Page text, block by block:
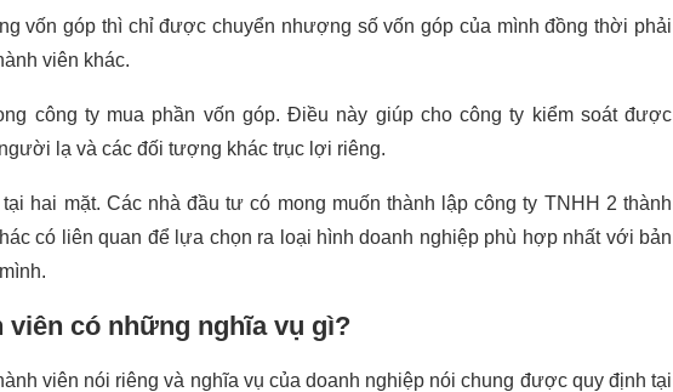
vốn góp thì chỉ được chuyển nhượng số vốn góp của mình đồng thời phải
viên khác.
công ty mua phần vốn góp. Điều này giúp cho công ty kiểm soát được
lạ và các đối tượng khác trục lợi riêng.
hai mặt. Các nhà đầu tư có mong muốn thành lập công ty TNHH 2 thành
có liên quan để lựa chọn ra loại hình doanh nghiệp phù hợp nhất với bản
viên có những nghĩa vụ gì?
viên nói riêng và nghĩa vụ của doanh nghiệp nói chung được quy định tại